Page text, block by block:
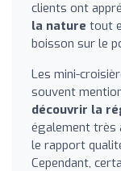
clients ont
la nature tout
boisson sur le
Les mini-
souvent
découvrir la
également très
le rapport
Cependant,